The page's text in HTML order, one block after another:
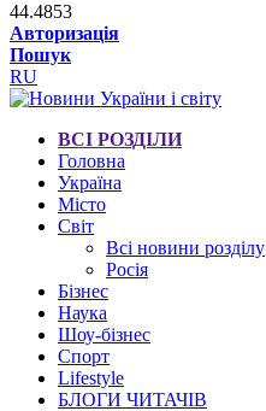
44.4853
Авторизація
Пошук
RU
ВСІ РОЗДІЛИ
Головна
Україна
Місто
Світ
Всі новини розділу
Росія
Бізнес
Наука
Шоу-бізнес
Спорт
Lifestyle
БЛОГИ ЧИТАЧІВ